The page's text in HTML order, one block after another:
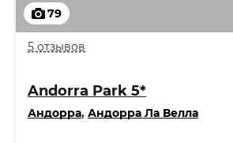
79
5 отзывов
Andorra Park 5*
Андорра, Андорра Ла Велла